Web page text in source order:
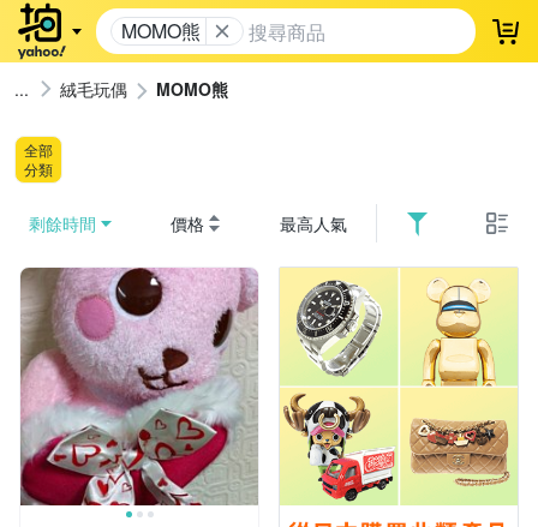
MOMO熊 登
絨毛玩偶 MOMO熊
全部
分類
剩餘時間 價格 最高人氣